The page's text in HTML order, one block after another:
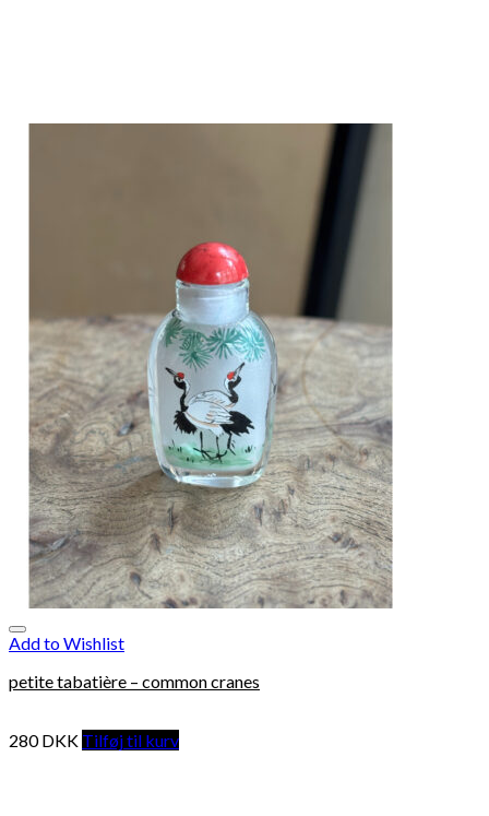
Add to Wishlist
petite tabatière – common cranes
280DKK Tilføj til kurv